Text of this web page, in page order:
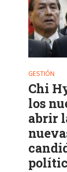
GESTIÓN
Chi
los
abrir